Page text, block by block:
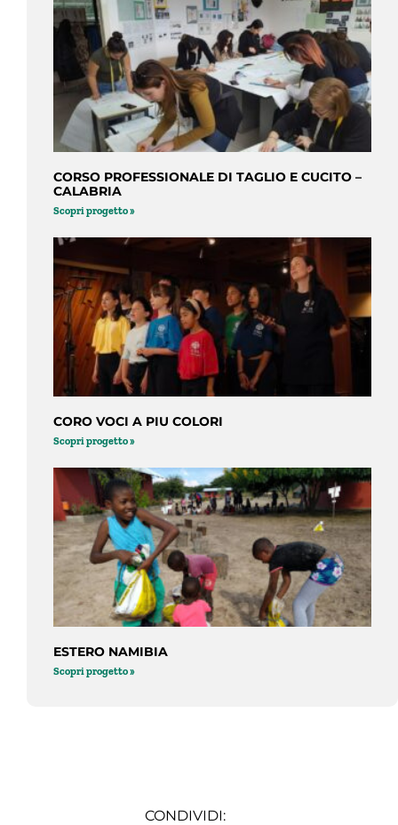
CORSO PROFESSIONALE DI TAGLIO E CUCITO –
CALABRIA
Scopri progetto »
CORO VOCI A PIU COLORI
Scopri progetto »
ESTERO NAMIBIA
Scopri progetto »
CONDIVIDI: